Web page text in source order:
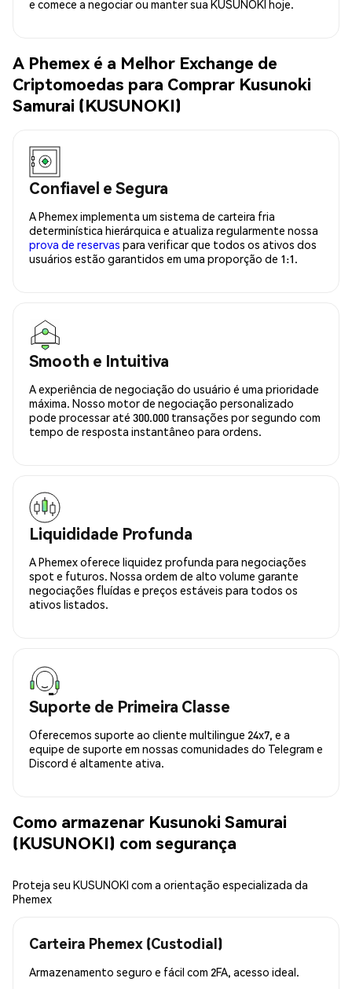
e comece a negociar ou manter sua KUSUNOKI hoje.
A Phemex é a Melhor Exchange de
Criptomoedas para Comprar Kusunoki
Samurai (KUSUNOKI)
Confiavel e Segura
A Phemex implementa um sistema de carteira fria
determinística hierárquica e atualiza regularmente nossa
prova de reservas para verificar que todos os ativos dos
usuários estão garantidos em uma proporção de 1:1.
Smooth e Intuitiva
A experiência de negociação do usuário é uma prioridade
máxima. Nosso motor de negociação personalizado
pode processar até 300.000 transações por segundo com
tempo de resposta instantâneo para ordens.
Liquididade Profunda
A Phemex oferece liquidez profunda para negociações
spot e futuros. Nossa ordem de alto volume garante
negociações fluídas e preços estáveis para todos os
ativos listados.
Suporte de Primeira Classe
Oferecemos suporte ao cliente multilingue 24x7, e a
equipe de suporte em nossas comunidades do Telegram e
Discord é altamente ativa.
Como armazenar Kusunoki Samurai
(KUSUNOKI) com segurança
Proteja seu KUSUNOKI com a orientação especializada da
Phemex
Carteira Phemex (Custodial)
Armazenamento seguro e fácil com 2FA, acesso ideal.